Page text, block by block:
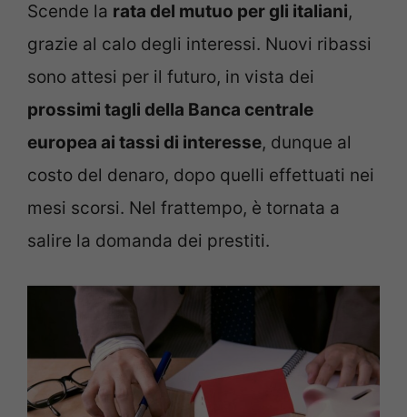
Scende la rata del mutuo per gli italiani,
grazie al calo degli interessi. Nuovi ribassi
sono attesi per il futuro, in vista dei
prossimi tagli della Banca centrale
europea ai tassi di interesse, dunque al
costo del denaro, dopo quelli effettuati nei
mesi scorsi. Nel frattempo, è tornata a
salire la domanda dei prestiti.